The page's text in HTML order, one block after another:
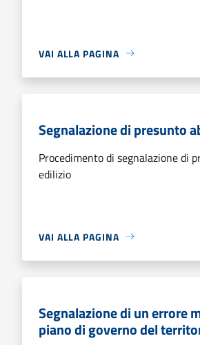
VAI ALLA PAGINA
Segnalazione di presunto
Procedimento di segnalazione di
edilizio
VAI ALLA PAGINA
Segnalazione di un errore
piano di governo del